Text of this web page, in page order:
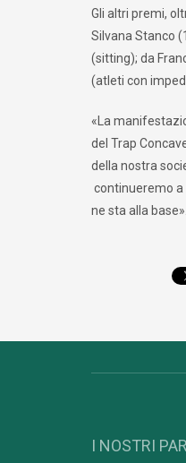
Gli altri premi,
Silvana Stanco
(sitting); da
(atleti con
«La
del Trap
della nostra
continueremo
ne sta alla base».
I NOSTRI